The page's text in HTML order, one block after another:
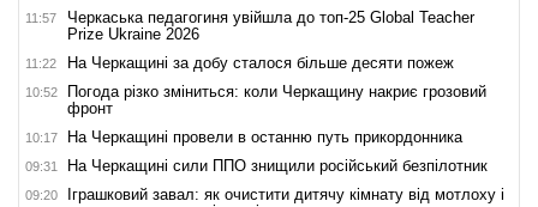
11:57
Черкаська педагогиня увійшла до топ-25 Global Teacher
Prize Ukraine 2026
11:22 На Черкащині за добу сталося більше десяти пожеж
10:52
Погода різко зміниться: коли Черкащину накриє грозовий
фронт
10:17 На Черкащині провели в останню путь прикордонника
09:31 На Черкащині сили ППО знищили російський безпілотник
09:20
Іграшковий завал: як очистити дитячу кімнату від мотлоху і